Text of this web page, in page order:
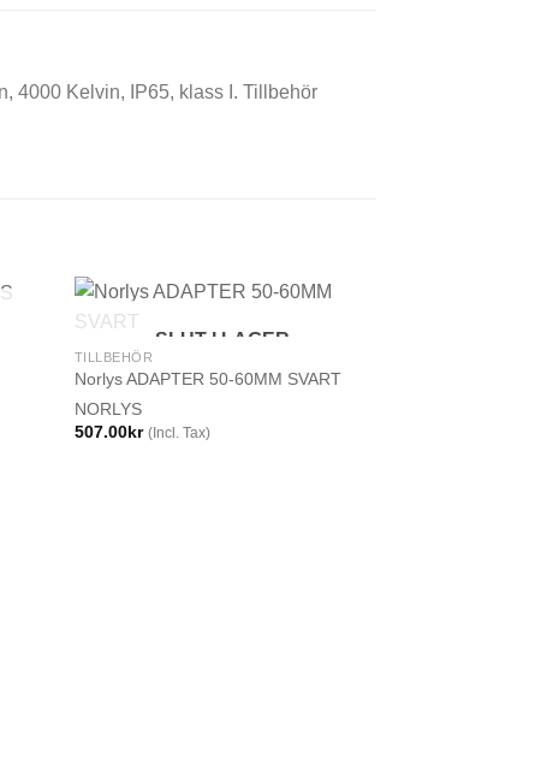
4000 Kelvin, IP65, klass I. Tillbehör
SLUT I LAGER
TILLBEHÖR
Norlys ADAPTER 50-60MM SVART
NORLYS
507.00kr (Incl. Tax)